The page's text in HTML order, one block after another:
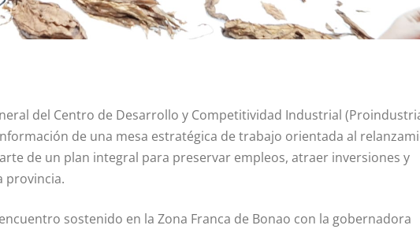
del Centro de Desarrollo y Competitividad Industrial
de una mesa estratégica de trabajo orientada al
de un plan integral para preservar empleos, atraer inversiones y
provincia.
sostenido en la Zona Franca de Bonao con la gobernadora